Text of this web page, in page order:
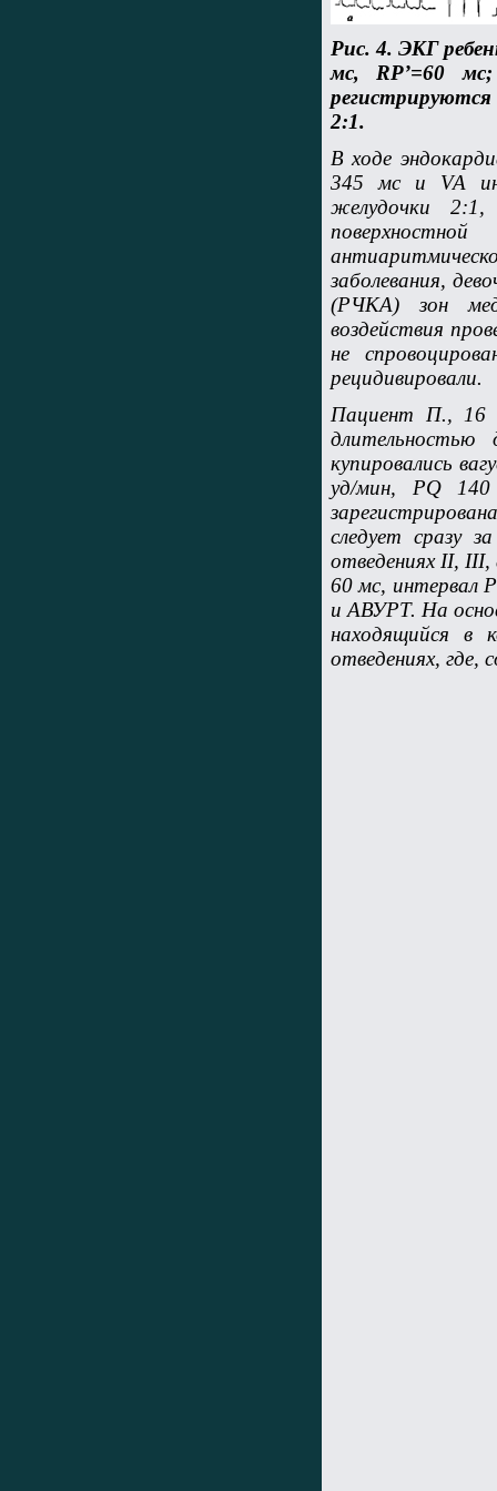
Рис. 4. ЭКГ
мс, RP’=60
2:1.
В ходе
345 мс и VA
желудочки
заболевания,
(РЧКА) зон
воздействия
не
рецидивировали.
Пациент П., 16
купировались
уд/мин, PQ
следует сразу
отведениях II, III,
60 мс, интервал
и АВУРТ. На
находящийся в
отведениях, где,